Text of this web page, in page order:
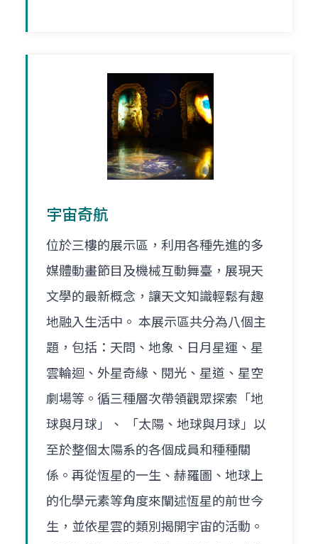
宇宙奇航
位於三樓的展示區，利用各種先進的多
媒體動畫節目及機械互動舞臺，展現天
文學的最新概念，讓天文知識輕鬆有趣
地融入生活中。 本展示區共分為八個主
題，包括：天問、地象、日月星運、星
雲輪迴、外星奇緣、閱光、星道、星空
劇場等。循三種層次帶領觀眾探索「地
球與月球」、 「太陽、地球與月球」以
至於整個太陽系的各個成員和種種關
係。再從恆星的一生、赫羅圖、地球上
的化學元素等角度來闡述恆星的前世今
生，並依星雲的類別揭開宇宙的活動。